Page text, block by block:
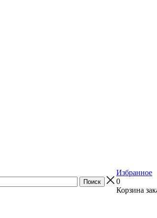
Избранное
0
Корзина